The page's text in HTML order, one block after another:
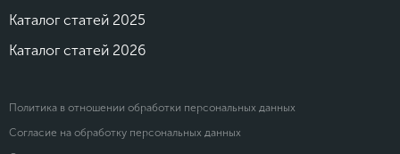
Каталог статей 2025
Каталог статей 2026
Политика в отношении обработки персональных данных
Согласие на обработку персональных данных